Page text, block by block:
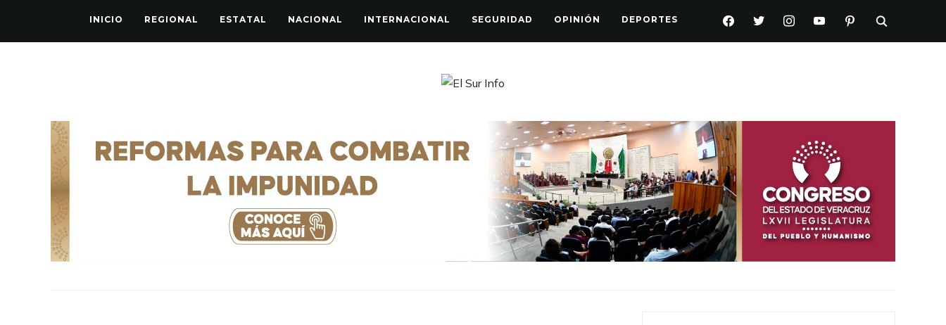
INICIO REGIONAL ESTATAL NACIONAL INTERNACIONAL SEGURIDAD OPINIÓN DEPORTES FACEBOOKTWITTERINSTAGRAMYOUTUBEPINTEREST